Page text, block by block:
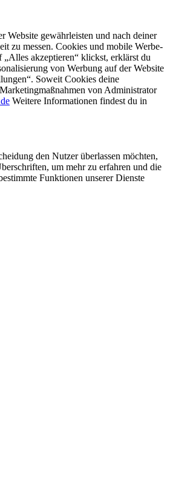
Website gewährleisten und nach deiner
zu messen. Cookies und mobile Werbe-
akzeptieren“ klickst, erklärst du
von Werbung auf der Website
Soweit Cookies deine
von Administrator
Weitere Informationen findest du in
den Nutzer überlassen möchten,
um mehr zu erfahren und die
Funktionen unserer Dienste